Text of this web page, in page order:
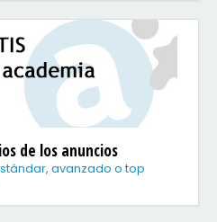
de los anuncios
avanzado o top